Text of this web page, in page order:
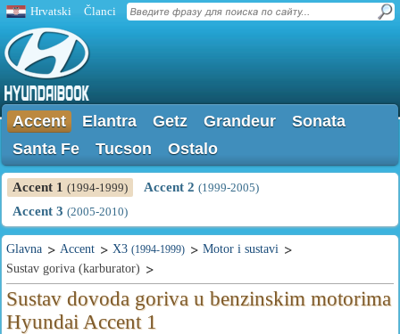
Hrvatski Članci
Accent Elantra Getz Grandeur
Sonata
Santa Fe
Tucson Ostalo
Accent 1 (1994-1999) Accent 2 (1999-2005)
Accent 3 (2005-2010)
Glavna Accent X3 (1994-1999)
Motor i sustavi
Sustav goriva (karburator)
Sustav dovoda goriva u benzinskim motorima
Hyundai Accent 1